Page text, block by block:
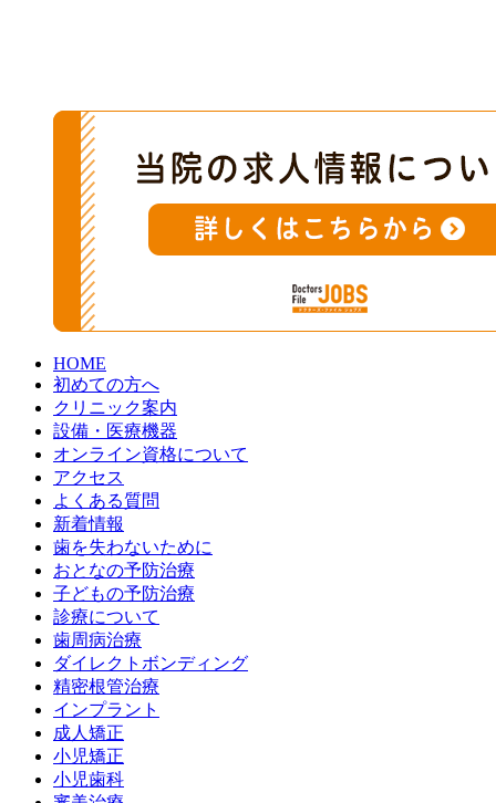
HOME
初めての方へ
クリニック案内
設備・医療機器
オンライン資格について
アクセス
よくある質問
新着情報
歯を失わないために
おとなの予防治療
子どもの予防治療
診療について
歯周病治療
ダイレクトボンディング
精密根管治療
インプラント
成人矯正
小児矯正
小児歯科